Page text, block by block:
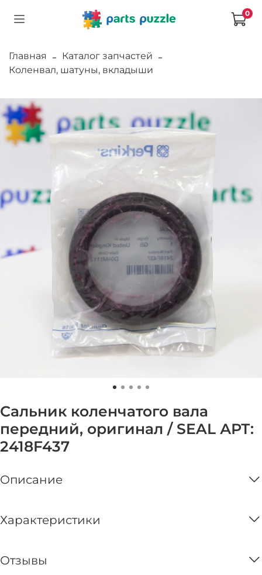
0
Главная
Каталог запчастей
Коленвал, шатуны, вкладыши
Сальник коленчатого вала
передний, оригинал / SEAL АРТ:
2418F437
Описание
Характеристики
Отзывы